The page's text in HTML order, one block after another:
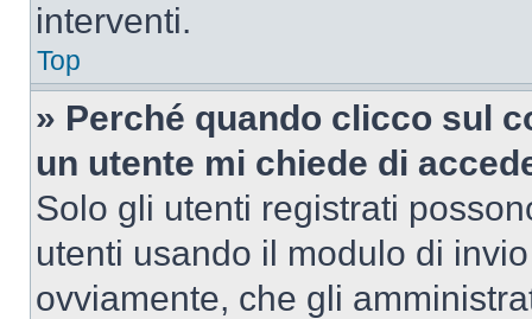
interventi.
Top
» Perché quando clicco sul
un utente mi chiede di
Solo gli utenti registrati
utenti usando il modulo di
ovviamente, che gli